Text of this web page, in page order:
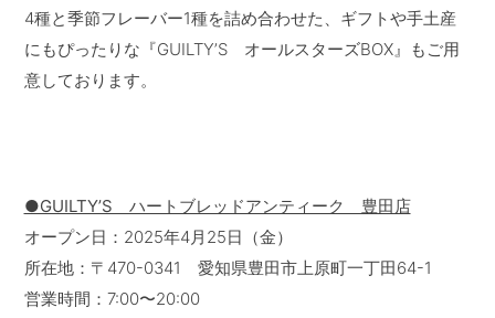
4種と季節フレーバー1種を詰め合わせた、ギフトや手土産
にもぴったりな『GUILTY’S オールスターズBOX』もご用
意しております。
●GUILTY’S ハートブレッドアンティーク 豊田店
オープン日：2025年4月25日（金）
所在地：〒470-0341 愛知県豊田市上原町一丁田64-1
営業時間：7:00〜20:00